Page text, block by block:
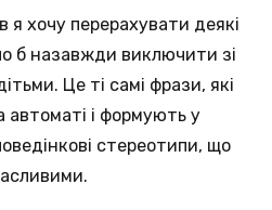
я хочу перерахувати деякі
б назавжди виключити зі
Це ті самі фрази, які
і формують у
стереотипи, що